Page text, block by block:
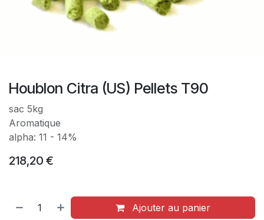
Houblon Citra (US) Pellets T90
sac 5kg
Aromatique
alpha: 11 - 14%
218,20 €
Ajouter au panier